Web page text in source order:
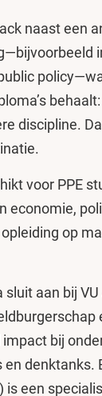
naast een
discipline.
voor PPE
economie,
op
aan bij VU
bij
en denktanks.
is een